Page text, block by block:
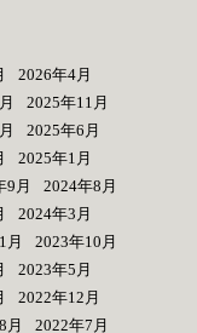
2026年4月
2025年11月
2025年6月
2025年1月
9月
2024年8月
2024年3月
月
2023年10月
2023年5月
2022年12月
月 2022年7月